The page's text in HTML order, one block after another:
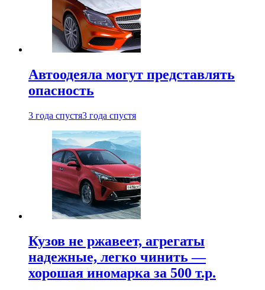
Автоодеяла могут представлять
опасность
3 года спустя3 года спустя
Кузов не ржавеет, агрегаты
надежные, легко чинить —
хорошая иномарка за 500 т.р.